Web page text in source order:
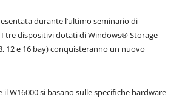
durante l’ultimo seminario di
tre dispositivi dotati di Windows® Storage
12 e 16 bay) conquisteranno un nuovo
il W16000 si basano sulle specifiche hardware